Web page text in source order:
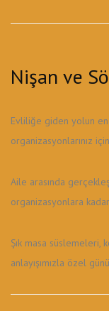
Nişan ve
Evliliğe giden yolun
organizasyonlarınız
Aile arasında
organizasyonlara
Şık masa
anlayışımızla özel